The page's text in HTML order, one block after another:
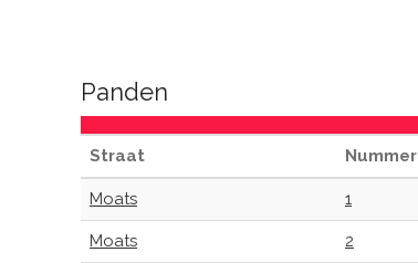
Panden
Straat Nummer
Moats 1
Moats 2